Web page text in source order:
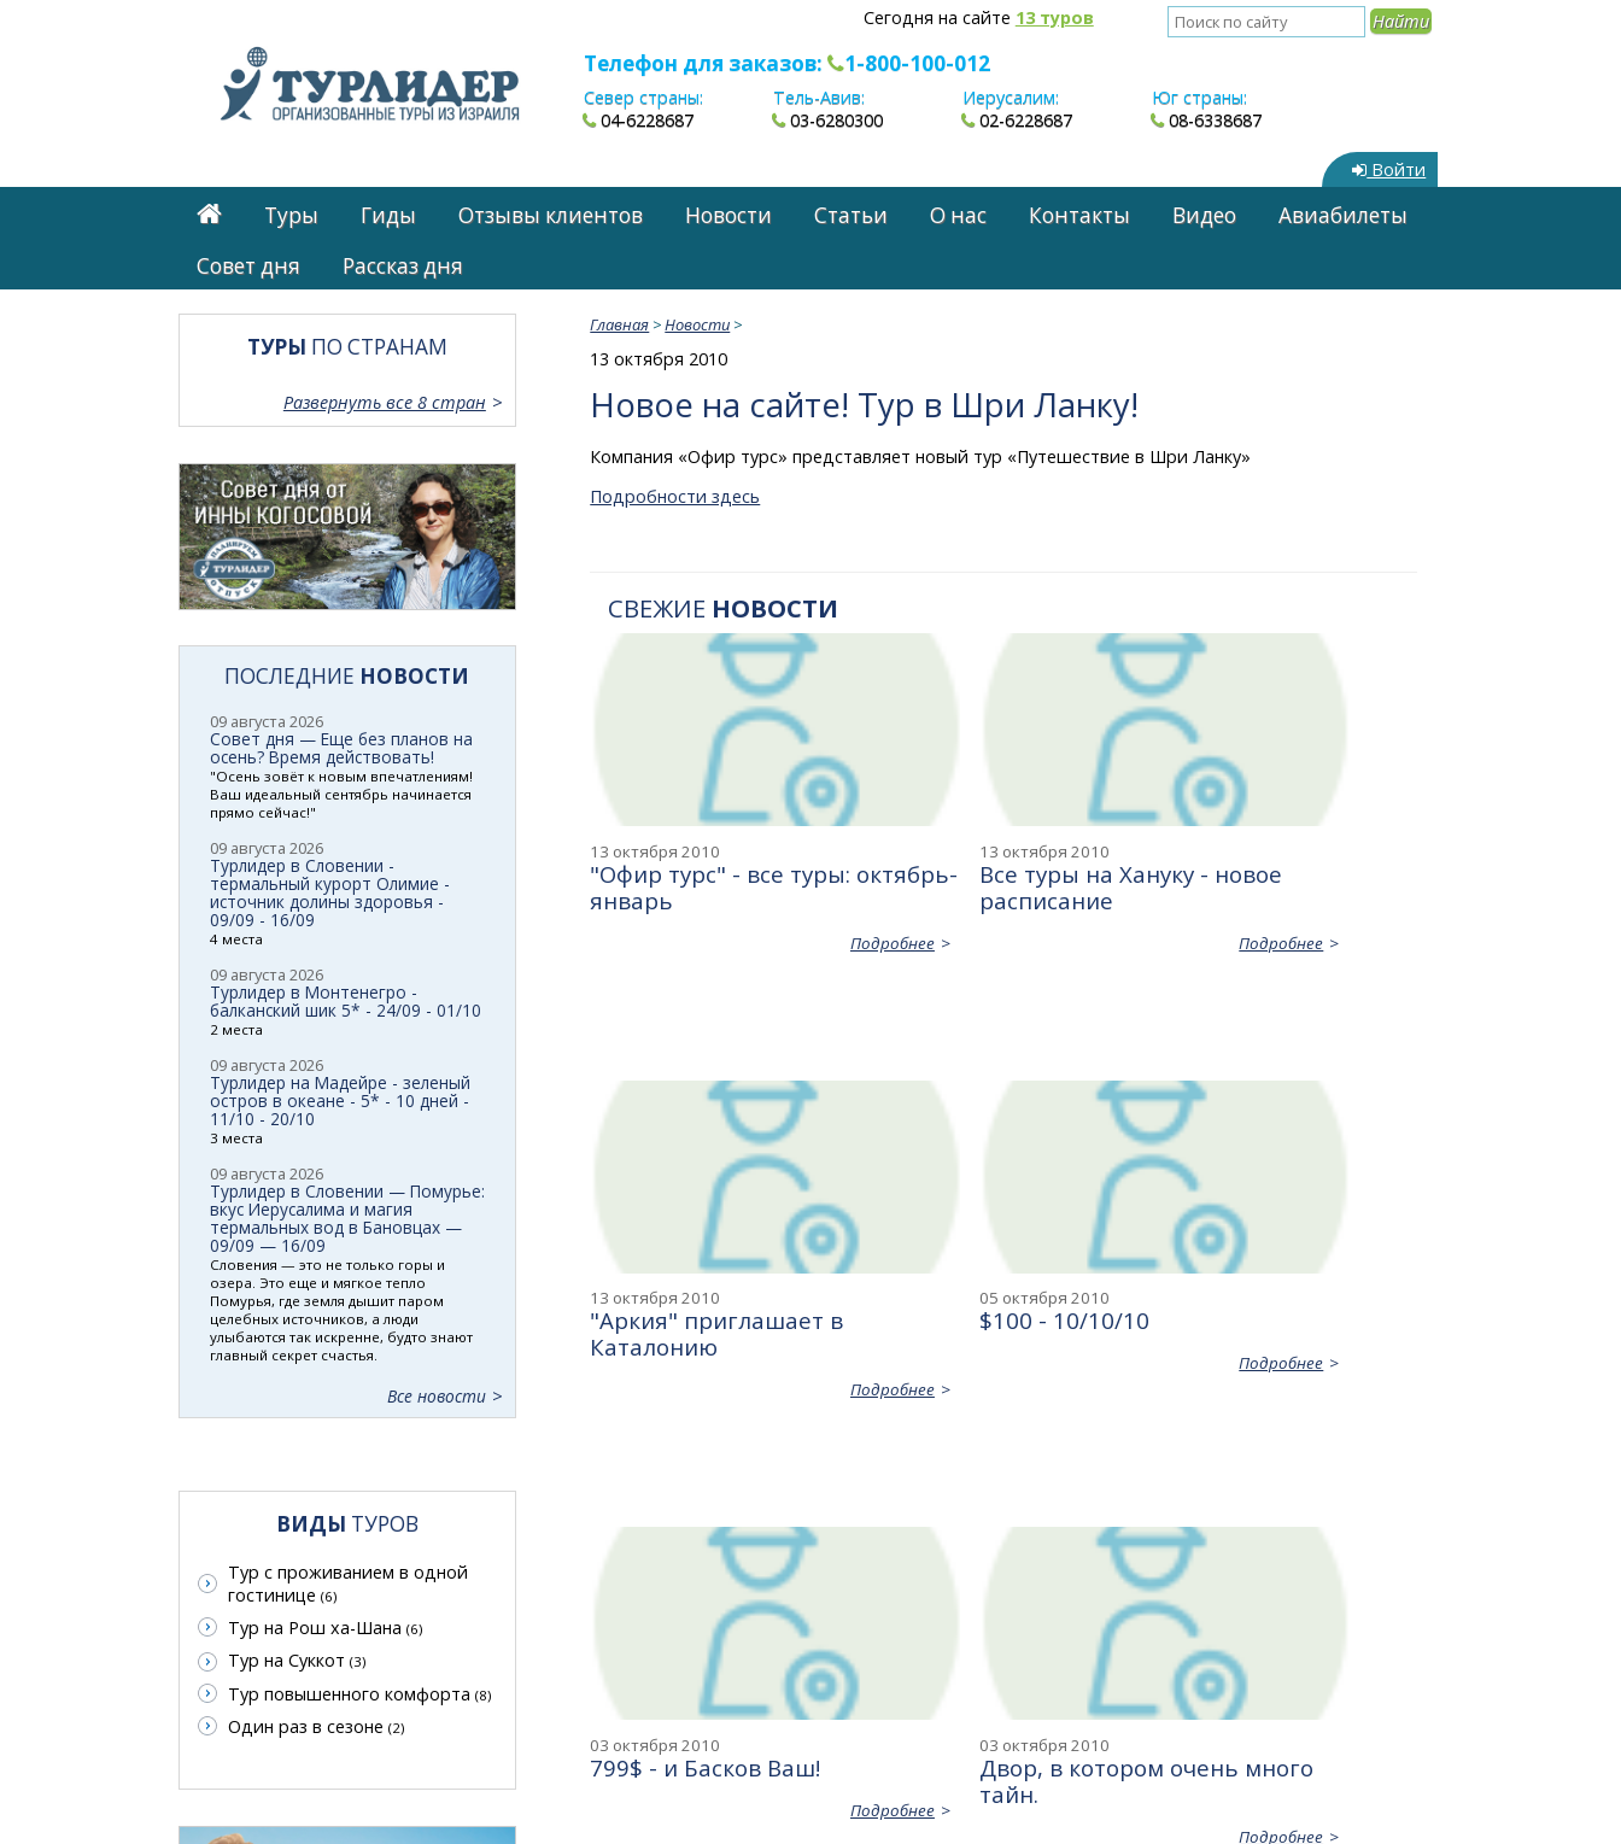
Сегодня на сайте 13 туров
Телефон для заказов: 1-800-100-012
Север страны:
04-6228687
Тель-Авив:
03-6280300
Иерусалим:
02-6228687
Юг страны:
08-6338687
Войти
Туры Гиды Отзывы клиентов Новости Статьи О нас Контакты Видео
Авиабилеты
Cовет дня
Рассказ дня
Главная >Новости >
13 октября 2010
Новое на сайте! Тур в Шри Ланку!
Компания «Офир турс» представляет новый тур «Путешествие в Шри Ланку»
Подробности здесь
СВЕЖИЕ НОВОСТИ
13 октября 2010
"Офир турс" - все туры: октябрь-
январь
Подробнее
13 октября 2010
Все туры на Хануку - новое
расписание
Подробнее
13 октября 2010
"Аркия" приглашает в
Каталонию
Подробнее
05 октября 2010
$100 - 10/10/10
Подробнее
03 октября 2010
799$ - и Басков Ваш!
Подробнее
03 октября 2010
Двор, в котором очень много
тайн.
Подробнее
ТУРЫ ПО СТРАНАМ
Развернуть все 8 стран
ПОСЛЕДНИЕ НОВОСТИ
09 августа 2026
Совет дня — Еще без планов на
осень? Время действовать!
"Осень зовёт к новым впечатлениям!
Ваш идеальный сентябрь начинается
прямо сейчас!"
09 августа 2026
Турлидер в Словении -
термальный курорт Олимие -
источник долины здоровья -
09/09 - 16/09
4 места
09 августа 2026
Турлидер в Монтенегро -
балканский шик 5* - 24/09 - 01/10
2 места
09 августа 2026
Турлидер на Мадейре - зеленый
остров в океане - 5* - 10 дней -
11/10 - 20/10
3 места
09 августа 2026
Турлидер в Словении — Помурье:
вкус Иерусалима и магия
термальных вод в Бановцах —
09/09 — 16/09
Словения — это не только горы и
озера. Это еще и мягкое тепло
Помурья, где земля дышит паром
целебных источников, а люди
улыбаются так искренне, будто знают
главный секрет счастья.
Все новости
ВИДЫ ТУРОВ
Тур с проживанием в одной
гостинице (6)
Тур на Рош ха-Шана (6)
Тур на Суккот (3)
Тур повышенного комфорта (8)
Один раз в сезоне (2)